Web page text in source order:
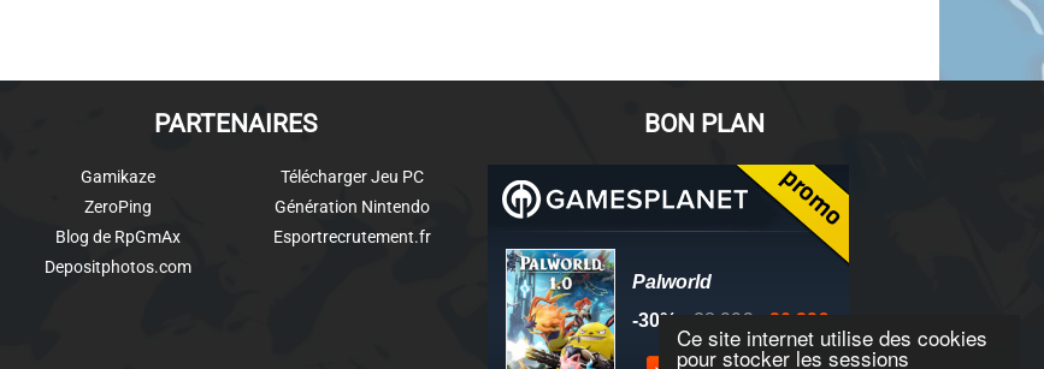
Ce site internet utilise des cookies
pour stocker les sessions
PARTENAIRES
Gamikaze
ZeroPing
Blog de RpGmAx
Depositphotos.com
Télécharger Jeu PC
Génération Nintendo
Esportrecrutement.fr
BON PLAN